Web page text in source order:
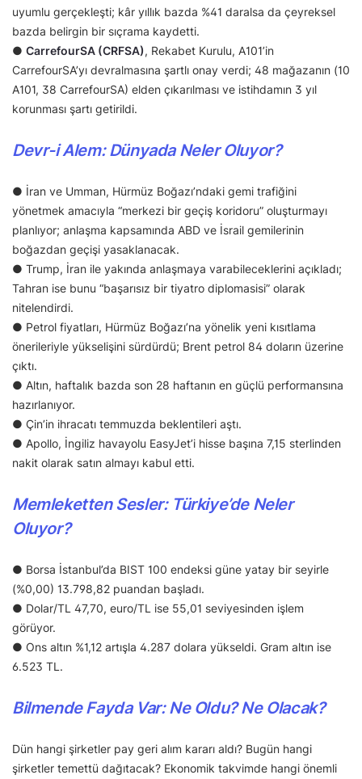
uyumlu gerçekleşti; kâr yıllık bazda %41 daralsa da çeyreksel
bazda belirgin bir sıçrama kaydetti.
● CarrefourSA (CRFSA), Rekabet Kurulu, A101’in
CarrefourSA’yı devralmasına şartlı onay verdi; 48 mağazanın (10
A101, 38 CarrefourSA) elden çıkarılması ve istihdamın 3 yıl
korunması şartı getirildi.
Devr-i Alem: Dünyada Neler Oluyor?
● İran ve Umman, Hürmüz Boğazı’ndaki gemi trafiğini
yönetmek amacıyla “merkezi bir geçiş koridoru” oluşturmayı
planlıyor; anlaşma kapsamında ABD ve İsrail gemilerinin
boğazdan geçişi yasaklanacak.
● Trump, İran ile yakında anlaşmaya varabileceklerini açıkladı;
Tahran ise bunu “başarısız bir tiyatro diplomasisi” olarak
nitelendirdi.
● Petrol fiyatları, Hürmüz Boğazı’na yönelik yeni kısıtlama
önerileriyle yükselişini sürdürdü; Brent petrol 84 doların üzerine
çıktı.
● Altın, haftalık bazda son 28 haftanın en güçlü performansına
hazırlanıyor.
● Çin’in ihracatı temmuzda beklentileri aştı.
● Apollo, İngiliz havayolu EasyJet’i hisse başına 7,15 sterlinden
nakit olarak satın almayı kabul etti.
Memleketten Sesler: Türkiye’de Neler
Oluyor?
● Borsa İstanbul’da BIST 100 endeksi güne yatay bir seyirle
(%0,00) 13.798,82 puandan başladı.
● Dolar/TL 47,70, euro/TL ise 55,01 seviyesinden işlem
görüyor.
● Ons altın %1,12 artışla 4.287 dolara yükseldi. Gram altın ise
6.523 TL.
Bilmende Fayda Var: Ne Oldu? Ne Olacak?
Dün hangi şirketler pay geri alım kararı aldı? Bugün hangi
şirketler temettü dağıtacak? Ekonomik takvimde hangi önemli